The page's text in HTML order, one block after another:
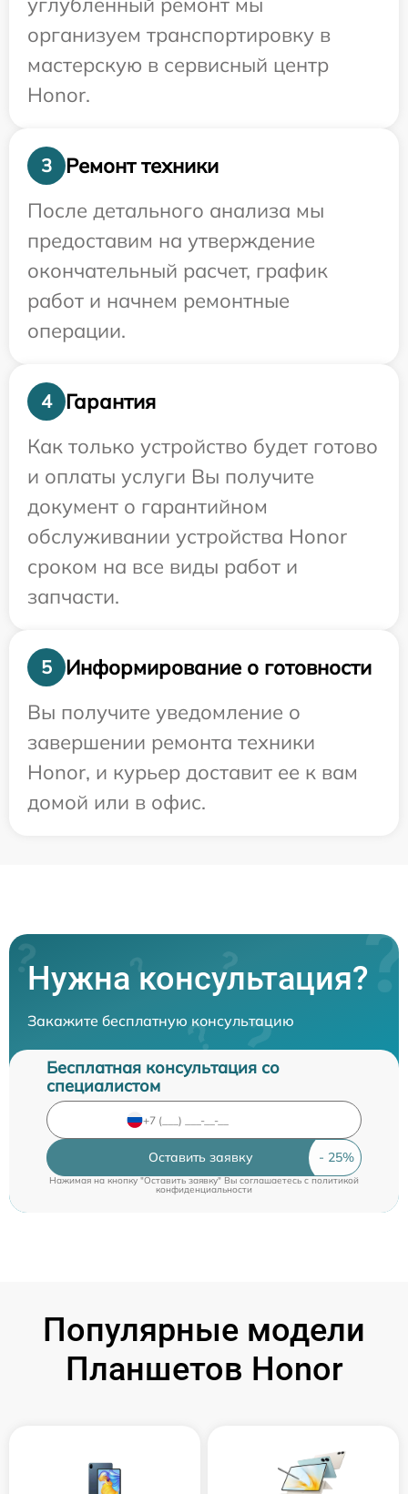
организуем транспортировку в
мастерскую в сервисный центр
Honor.
3
Ремонт техники
После детального анализа мы
предоставим на утверждение
окончательный расчет, график
работ и начнем ремонтные
операции.
4
Гарантия
Как только устройство будет готово
и оплаты услуги Вы получите
документ о гарантийном
обслуживании устройства Honor
сроком на все виды работ и
запчасти.
5
Информирование о готовности
Вы получите уведомление о
завершении ремонта техники
Honor, и курьер доставит ее к вам
домой или в офис.
Нужна консультация?
Закажите бесплатную консультацию
Бесплатная консультация со
специалистом
Оставить заявку
Нажимая на кнопку "Оставить заявку" Вы соглашаетесь cполитикой
конфиденциальности
Популярные модели
Планшетов Honor